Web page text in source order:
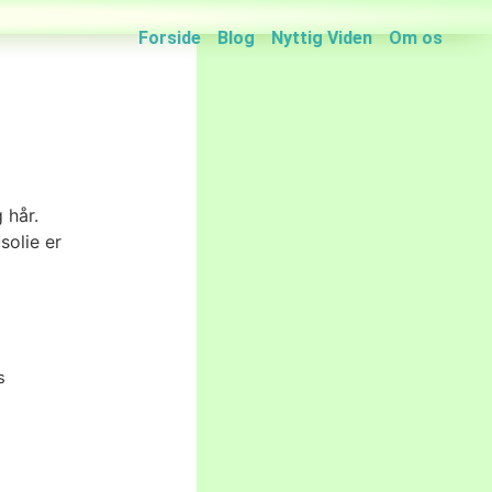
Forside Blog Nyttig Viden Om os
hår.
er